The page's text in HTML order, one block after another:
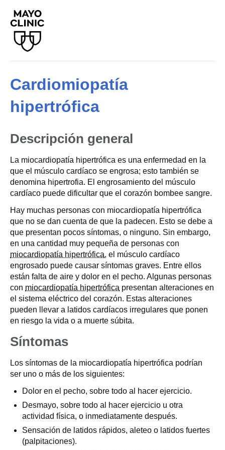
Cardiomiopatía
hipertrófica
Descripción general
La miocardiopatía hipertrófica es una enfermedad en la
que el músculo cardíaco se engrosa; esto también se
denomina hipertrofia. El engrosamiento del músculo
cardíaco puede dificultar que el corazón bombee sangre.
Hay muchas personas con miocardiopatía hipertrófica
que no se dan cuenta de que la padecen. Esto se debe a
que presentan pocos síntomas, o ninguno. Sin embargo,
en una cantidad muy pequeña de personas con
miocardiopatía hipertrófica, el músculo cardíaco
engrosado puede causar síntomas graves. Entre ellos
están falta de aire y dolor en el pecho. Algunas personas
con miocardiopatía hipertrófica presentan alteraciones en
el sistema eléctrico del corazón. Estas alteraciones
pueden llevar a latidos cardíacos irregulares que ponen
en riesgo la vida o a muerte súbita.
Síntomas
Los síntomas de la miocardiopatía hipertrófica podrían
ser uno o más de los siguientes:
Dolor en el pecho, sobre todo al hacer ejercicio.
Desmayo, sobre todo al hacer ejercicio u otra
actividad física, o inmediatamente después.
Sensación de latidos rápidos, aleteo o latidos fuertes
(palpitaciones).